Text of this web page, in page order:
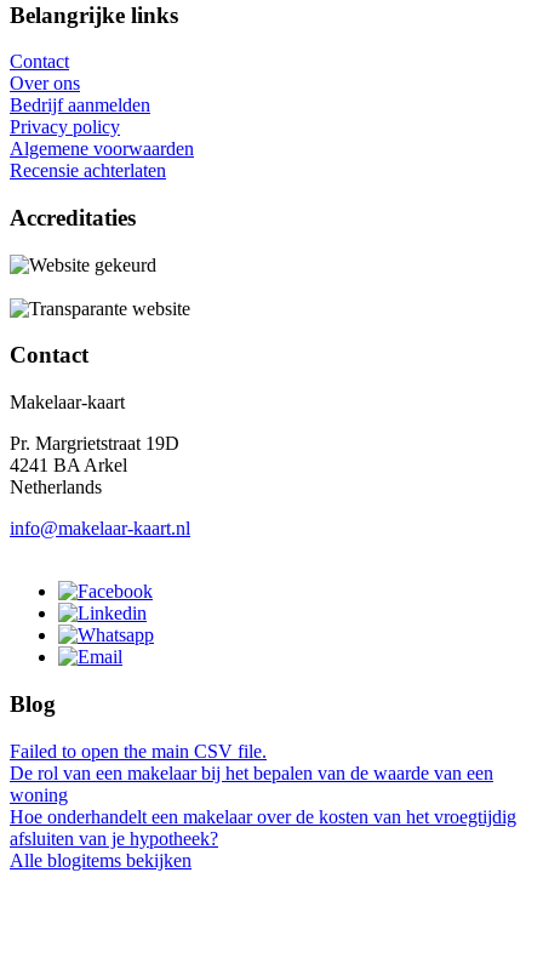
Belangrijke links
Contact
Over ons
Bedrijf aanmelden
Privacy policy
Algemene voorwaarden
Recensie achterlaten
Accreditaties
Contact
Makelaar-kaart
Pr. Margrietstraat 19D
4241 BA Arkel
Netherlands
info@makelaar-kaart.nl
Blog
Failed to open the main CSV file.
De rol van een makelaar bij het bepalen van de waarde van een
woning
Hoe onderhandelt een makelaar over de kosten van het vroegtijdig
afsluiten van je hypotheek?
Alle blogitems bekijken